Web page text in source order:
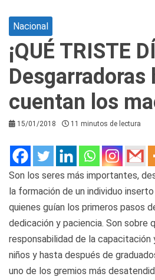
Nacional
¡QUÉ TRISTE
cuentan los
15/01/2018 11 minutos de lectura
Son los seres más importantes,
la formación de un individuo
quienes guían los primeros pasos
dedicación y paciencia. Son sobre
responsabilidad de la capacitación
niños y hasta después de
uno de los gremios más